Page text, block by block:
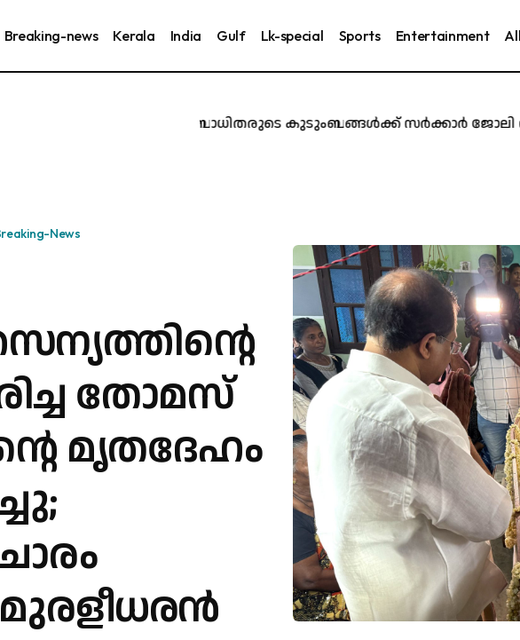
Breaking-news Kerala India Gulf Lk-special Sports Entertainment
കരൂർ ദുരന്തബാധിതരുടെ കുടുംബങ്ങൾക്ക് സർക്കാർ ജോലി
News
തോമസ്
മൃതദേഹം
മുരളീധരൻ